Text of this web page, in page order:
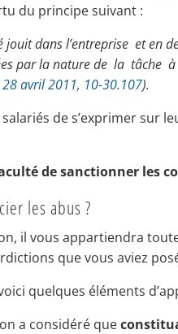
du principe suivant :
jouit dans l’entreprise et en
par la nature de la tâche
28 avril 2011, 10-30.107).
de s’exprimer sur
de sanctionner les
les abus ?
il vous appartiendra
que vous aviez
quelques éléments
a considéré que